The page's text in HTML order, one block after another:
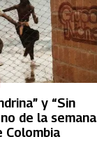
y “Sin
de la semana
Colombia